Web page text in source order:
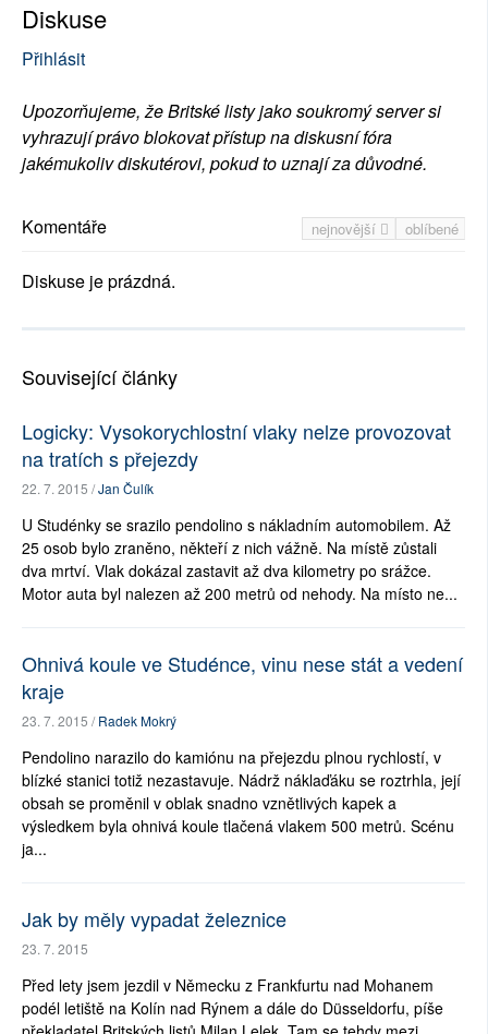
Diskuse
Přihlásit
Upozorňujeme, že Britské listy jako soukromý server si
vyhrazují právo blokovat přístup na diskusní fóra
jakémukoliv diskutérovi, pokud to uznají za důvodné.
nejnovější oblíbené
Komentáře
Diskuse je prázdná.
Související články
Logicky: Vysokorychlostní vlaky nelze provozovat
na tratích s přejezdy
22. 7. 2015 /Jan Čulík
U Studénky se srazilo pendolino s nákladním automobilem. Až
25 osob bylo zraněno, někteří z nich vážně. Na místě zůstali
dva mrtví. Vlak dokázal zastavit až dva kilometry po srážce.
Motor auta byl nalezen až 200 metrů od nehody. Na místo ne...
Ohnivá koule ve Studénce, vinu nese stát a vedení
kraje
23. 7. 2015 /Radek Mokrý
Pendolino narazilo do kamiónu na přejezdu plnou rychlostí, v
blízké stanici totiž nezastavuje. Nádrž náklaďáku se roztrhla, její
obsah se proměnil v oblak snadno vznětlivých kapek a
výsledkem byla ohnivá koule tlačená vlakem 500 metrů. Scénu
ja...
Jak by měly vypadat železnice
23. 7. 2015
Před lety jsem jezdil v Německu z Frankfurtu nad Mohanem
podél letiště na Kolín nad Rýnem a dále do Düsseldorfu, píše